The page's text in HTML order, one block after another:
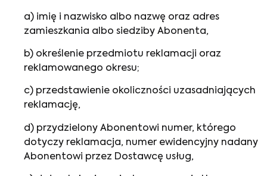
a) imię i nazwisko albo nazwę oraz adres
zamieszkania albo siedziby Abonenta,
b) określenie przedmiotu reklamacji oraz
reklamowanego okresu;
c) przedstawienie okoliczności uzasadniających
reklamację,
d) przydzielony Abonentowi numer, którego
dotyczy reklamacja, numer ewidencyjny nadany
Abonentowi przez Dostawcę usług,